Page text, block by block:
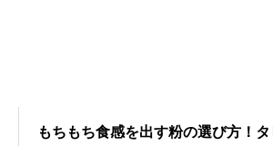
もちもち食感を出す粉の選び方！